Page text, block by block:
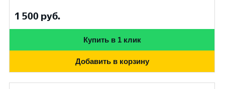
1 500 руб.
Купить в 1 клик
Добавить в корзину